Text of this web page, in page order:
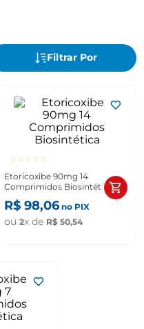
☆☆☆☆☆
Etoricoxibe 90mg 14
Comprimidos Biosintética
R$ 98,06 no PIX
ou 2x de R$ 50,54